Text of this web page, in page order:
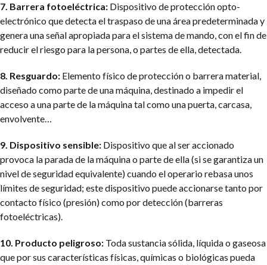
7. Barrera fotoeléctrica: Dispositivo de protección opto-
electrónico que detecta el traspaso de una área predeterminada y
genera una señal apropiada para el sistema de mando, con el fin de
reducir el riesgo para la persona, o partes de ella, detectada.
8. Resguardo: Elemento físico de protección o barrera material,
diseñado como parte de una máquina, destinado a impedir el
acceso a una parte de la máquina tal como una puerta, carcasa,
envolvente…
9. Dispositivo sensible: Dispositivo que al ser accionado
provoca la parada de la máquina o parte de ella (si se garantiza un
nivel de seguridad equivalente) cuando el operario rebasa unos
límites de seguridad; este dispositivo puede accionarse tanto por
contacto físico (presión) como por detección (barreras
fotoeléctricas).
10. Producto peligroso: Toda sustancia sólida, líquida o gaseosa
que por sus características físicas, químicas o biológicas pueda